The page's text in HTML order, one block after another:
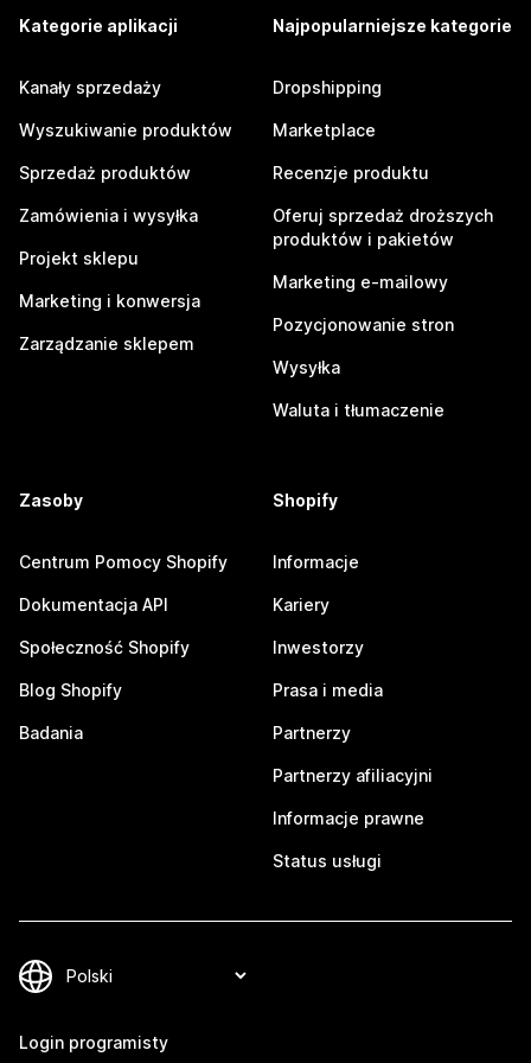
Kategorie aplikacji
Kanały sprzedaży
Wyszukiwanie produktów
Sprzedaż produktów
Zamówienia i wysyłka
Projekt sklepu
Marketing i konwersja
Zarządzanie sklepem
Najpopularniejsze kategorie
Dropshipping
Marketplace
Recenzje produktu
Oferuj sprzedaż droższych
produktów i pakietów
Marketing e-mailowy
Pozycjonowanie stron
Wysyłka
Waluta i tłumaczenie
Zasoby
Centrum Pomocy Shopify
Dokumentacja API
Społeczność Shopify
Blog Shopify
Badania
Shopify
Informacje
Kariery
Inwestorzy
Prasa i media
Partnerzy
Partnerzy afiliacyjni
Informacje prawne
Status usługi
Login programisty